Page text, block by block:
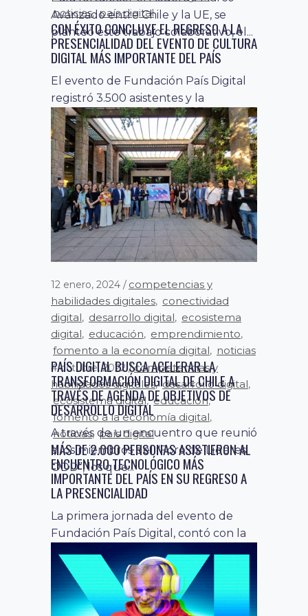
Avanzado entre Chile y la UE, se
planteó este trabajo colaborativo, el...
12 enero, 2024
competencias y
habilidades digitales, conectividad
digital, desarrollo digital, ecosistema
digital, educación, emprendimiento,
fomento a la economía digital, noticias
PAÍS DIGITAL BUSCA ACELERAR LA
TRANSFORMACIÓN DIGITAL DE CHILE A
TRAVÉS DE AGENDA DE OBJETIVOS DE
DESARROLLO DIGITAL
A través de un encuentro que reunió
a los miembros del “Foro de Líderes
ODD”, los que...
noticias,país digital
CON ÉXITO CONCLUYE EL REGRESO A LA
PRESENCIALIDAD DEL EVENTO DE CULTURA
DIGITAL MÁS IMPORTANTE DEL PAÍS
El evento de Fundación País Digital
registró 3.500 asistentes y la
presencia de diferentes autoridades,
empresarios, inversionistas...
4 octubre, 2022 competencias y
habilidades digitales, desarrollo digital,
ecosistema digital,educación,
fomento a la economía digital,
noticias, país digital
MÁS DE 2.000 PERSONAS ASISTIERON AL
ENCUENTRO TECNOLÓGICO MÁS
IMPORTANTE DEL PAÍS EN SU REGRESO A
LA PRESENCIALIDAD
La primera jornada del evento de
Fundación País Digital, contó con la
participación de diferentes
autoridades, empresarios,...